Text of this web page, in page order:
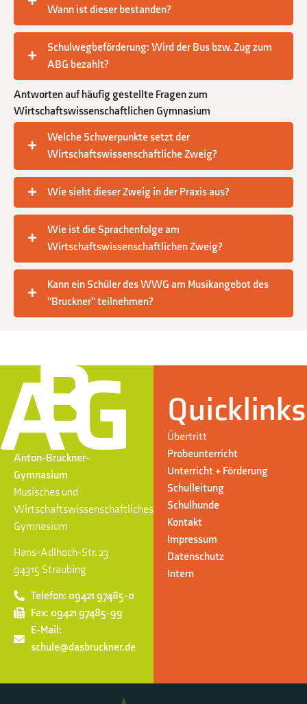
Wann ist dieser bestanden?
Schulwegbeförderung: Wird der Bus bzw. Zug zum
ABG bezahlt?
Antworten auf häufig gestellte Fragen zum
Wirtschaftswissenschaftlichen Gymnasium
Welche Schwerpunkte setzt der
Wirtschaftswissenschaftliche Zweig?
Wie sieht dieser Zweig in der Praxis aus?
Wie ist die Sprachenfolge am
Wirtschaftswissenschaftlichen Zweig?
Kann ein Schüler des WWG am Musikangebot des
"Bruckner" teilnehmen?
Anton-Bruckner-
Gymnasium
Musisches und
Wirtschaftswissenschaftliches
Gymnasium
Hans-Adlhoch-Str. 23
94315 Straubing
Telefon: 09421 97485-0
Fax: 09421 97485-99
E-Mail:
schule@dasbruckner.de
Quicklinks
Übertritt
Probeunterricht
Unterricht + Förderung
Schulleitung
Schulhunde
Kontakt
Impressum
Datenschutz
Intern